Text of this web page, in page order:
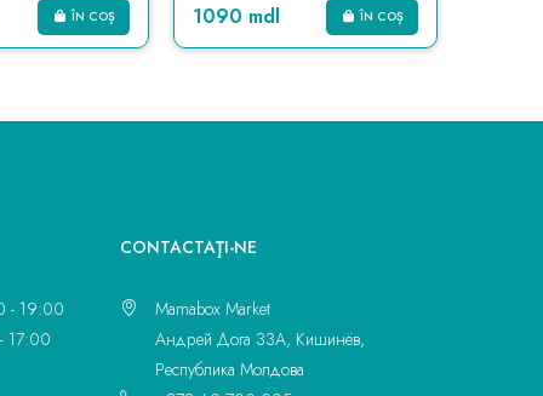
ÎN COȘ 1090 mdl ÎN COȘ
- 19:00
17:00
CONTACTAŢI-NE
Mamabox Market
Андрей Дога 33A, Кишинёв,
Республика Молдова